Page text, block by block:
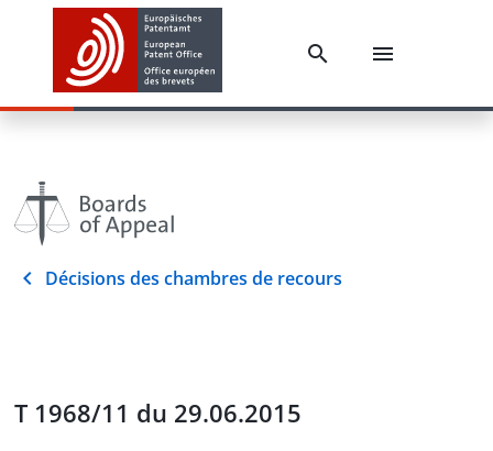
Décisions des chambres de recours
T 1968/11 du 29.06.2015